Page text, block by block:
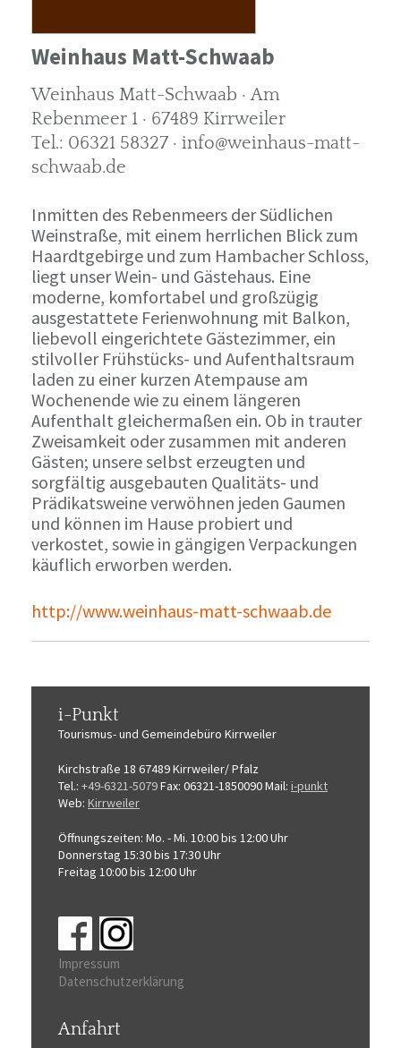
Weinhaus Matt-Schwaab
Weinhaus Matt-Schwaab · Am
Rebenmeer 1 · 67489 Kirrweiler
Tel.: 06321 58327 · info@weinhaus-matt-
schwaab.de
Inmitten des Rebenmeers der Südlichen
Weinstraße, mit einem herrlichen Blick zum
Haardtgebirge und zum Hambacher Schloss,
liegt unser Wein- und Gästehaus. Eine
moderne, komfortabel und großzügig
ausgestattete Ferienwohnung mit Balkon,
liebevoll eingerichtete Gästezimmer, ein
stilvoller Frühstücks- und Aufenthaltsraum
laden zu einer kurzen Atempause am
Wochenende wie zu einem längeren
Aufenthalt gleichermaßen ein. Ob in trauter
Zweisamkeit oder zusammen mit anderen
Gästen; unsere selbst erzeugten und
sorgfältig ausgebauten Qualitäts- und
Prädikatsweine verwöhnen jeden Gaumen
und können im Hause probiert und
verkostet, sowie in gängigen Verpackungen
käuflich erworben werden.
http://www.weinhaus-matt-schwaab.de
i-Punkt
Tourismus-und Gemeindebüro Kirrweiler
Kirchstraße 18 67489 Kirrweiler/ Pfalz
Tel.: +49-6321-5079Fax: 06321-1850090Mail: i-punkt
Web: Kirrweiler
Öffnungszeiten: Mo. - Mi. 10:00 bis 12:00 Uhr
Donnerstag 15:30 bis 17:30 Uhr
Freitag 10:00 bis 12:00 Uhr
Impressum
Datenschutzerklärung
Anfahrt